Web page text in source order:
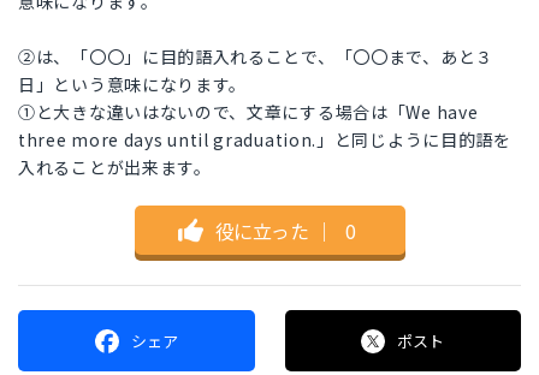
②は、「〇〇」に目的語入れることで、「〇〇まで、あと３
日」という意味になります。
①と大きな違いはないので、文章にする場合は「We have
three more days until graduation.」と同じように目的語を
入れることが出来ます。
役に立った ｜ 0
シェア ポスト